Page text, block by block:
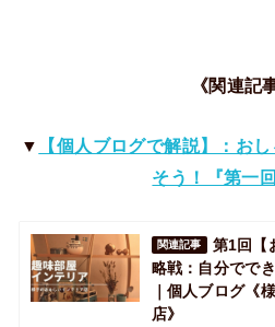
《関連記
▼
【個人ブログで解説】：お
そう！『第一回
関連記事
第1回【
略戦：自分でで
｜個人ブログ《
店》